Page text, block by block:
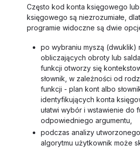
Często kod konta księgowego
księgowego są niezrozumiałe,
programie widoczne są dwie
po wybraniu myszą (dwuklik)
obliczających obroty lub
funkcji otworzy się
słownik, w zależności od
funkcji - plan kont albo
identyfikujących konta
ułatwi wybór i wstawienie do
odpowiedniego argumentu,
podczas analizy
algorytmu użytkownik może